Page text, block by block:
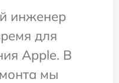
инженер
для
Apple. В
мы